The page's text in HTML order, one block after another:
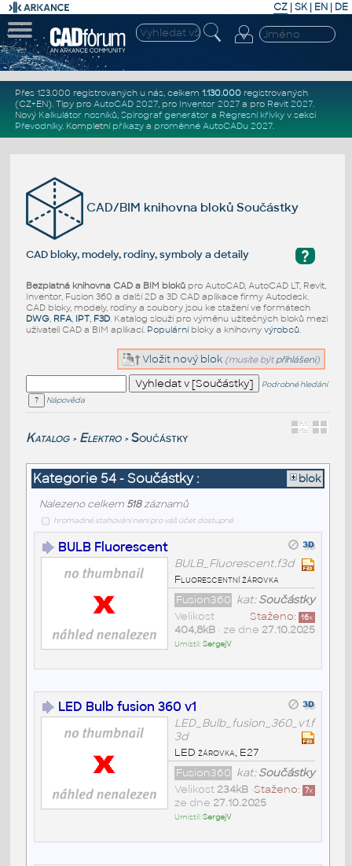
CZ | SK| EN | DE
Přes 123.000 registrovaných u nás, celkem 1.130.000registrovaných
(CZ+EN). Tipy pro AutoCAD 2027, pro Inventor 2027a pro Revit 2027.
Nový Kalkulátor nosníků, Spirograf generátor a Regresní křivkyv sekci
Převodníky. Kompletní příkazya proměnné AutoCADu 2027.
CAD/BIM knihovna bloků Součástky
?
CAD bloky, modely, rodiny, symboly a detaily
Bezplatná knihovna CAD a BIM blokůpro AutoCAD, AutoCAD LT, Revit,
Inventor, Fusion 360 a další 2D a 3D CAD aplikace firmy Autodesk.
CAD bloky, modely, rodiny a soubory jsou ke stažení ve formátech
DWG, RFA, IPT, F3D. Katalog slouží pro výměnu užitečných bloků mezi
uživateli CAD a BIM aplikací. Populárníbloky a knihovny výrobců.
Vložit nový blok (musíte být přihlášeni)
Podrobné hledání
Nápověda
Katalog > Elektro > Součástky
Kategorie 54 - Součástky : blok
Nalezeno celkem 518záznamů
hromadné stahování není pro váš účet dostupné
BULB Fluorescent
BULB_Fluorescent.f3d
Fluorescentní žárovka
kat:Součástky
Fusion360
Staženo: 16x
Velikost
404,8kB• ze dne 27.10.2025
Umístil:SergejV
LED Bulb fusion 360 v1
LED_Bulb_fusion_360_v1.f
3d
LED žárovka, E27
kat:Součástky
Fusion360
Staženo: 7x
Velikost 234kB•
ze dne 27.10.2025
Umístil:SergejV